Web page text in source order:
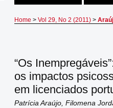
Home > Vol 29, No 2 (2011)>
“Os
os impactos
em licenciados
Patrícia Araújo, Filomena